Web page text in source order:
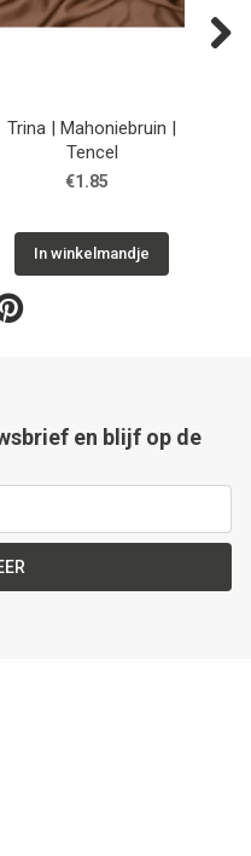
Trina | Mahoniebruin |
Tencel
€1.85
In winkelmandje
en blijf op de